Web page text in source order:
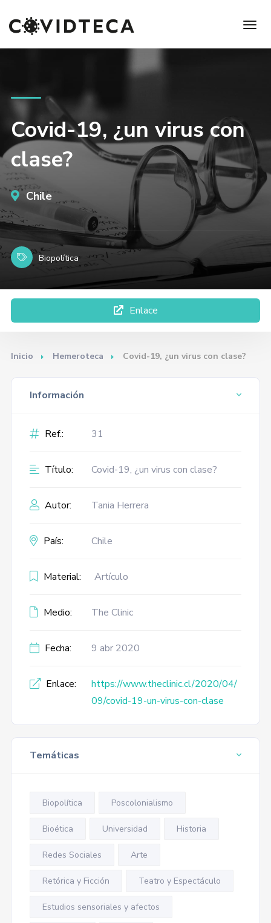
Covid-19, ¿un virus con
clase?
Chile
Biopolítica
Enlace
Inicio Hemeroteca Covid-19, ¿un virus con clase?
Información
Ref.: 31
Título: Covid-19, ¿un virus con clase?
Autor: Tania Herrera
País: Chile
Material: Artículo
Medio: The Clinic
Fecha: 9 abr 2020
Enlace:
https://www.theclinic.cl/2020/04/
09/covid-19-un-virus-con-clase
Temáticas
Biopolítica Poscolonialismo
Bioética Universidad Historia
Redes Sociales Arte
Retórica y Ficción Teatro y Espectáculo
Estudios sensoriales y afectos